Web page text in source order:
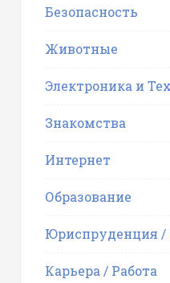
Безопасность
Животные
Электроника и
Знакомства
Интернет
Образование
Юриспруденция /
Карьера / Работа